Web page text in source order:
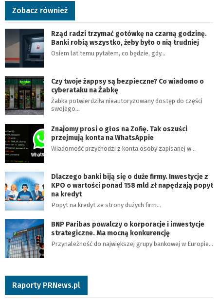
Zobacz również
Rząd radzi trzymać gotówkę na czarną godzinę.
Banki robią wszystko, żeby było o nią trudniej
Osiem lat temu pytałem, co będzie, gdy…
Czy twoje żappsy są bezpieczne? Co wiadomo o
cyberataku na Żabkę
Żabka potwierdziła nieautoryzowany dostęp do części
swojego…
Znajomy prosi o głos na Zofię. Tak oszuści
przejmują konta na WhatsAppie
Wiadomość przychodzi z konta osoby zapisanej w…
Dlaczego banki biją się o duże firmy. Inwestycje z
KPO o wartości ponad 158 mld zł napędzają popyt
na kredyt
Popyt na kredyt ze strony dużych firm…
BNP Paribas powalczy o korporacje i inwestycje
strategiczne. Ma mocną konkurencję
Przynależność do największej grupy bankowej w Europie…
Raporty PRNews.pl